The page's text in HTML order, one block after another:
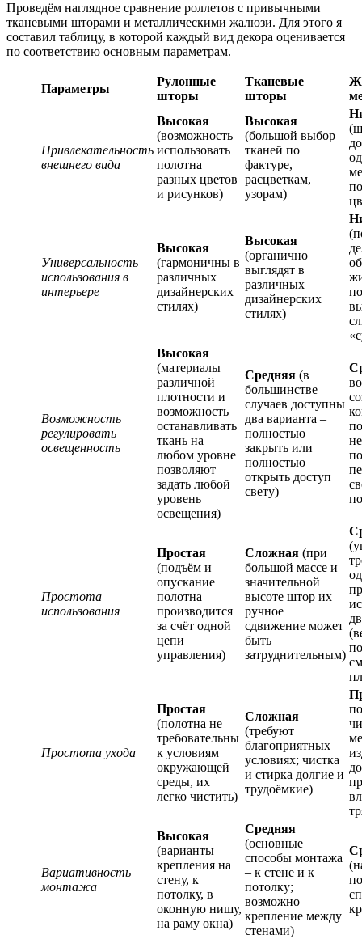
Проведём наглядное сравнение роллетов с привычными
тканевыми шторами и металлическими жалюзи. Для этого я
составил таблицу, в которой каждый вид декора оценивается
по соответствию основным параметрам.
Параметры
Рулонные
шторы
Тканевые
шторы
Привлекательность
внешнего вида
Высокая
(возможность
использовать
полотна
разных цветов
и рисунков)
Высокая
(большой выбор
тканей по
фактуре,
расцветкам,
узорам)
Универсальность
использования в
интерьере
Высокая
(гармоничны в
различных
дизайнерских
стилях)
Высокая
(органично
выглядят в
различных
дизайнерских
стилях)
Возможность
регулировать
освещенность
Высокая
(материалы
различной
плотности и
возможность
останавливать
ткань на
любом уровне
позволяют
задать любой
уровень
освещения)
Средняя (в
большинстве
случаев доступны
два варианта –
полностью
закрыть или
полностью
открыть доступ
свету)
Простота
использования
Простая
(подъём и
опускание
полотна
производится
за счёт одной
цепи
управления)
Сложная (при
большой массе и
значительной
высоте штор их
ручное
сдвижение может
быть
затруднительным)
Простота ухода
Простая
(полотна не
требовательны
к условиям
окружающей
среды, их
легко чистить)
Сложная
(требуют
благоприятных
условиях; чистка
и стирка долгие и
трудоёмкие)
Вариативность
монтажа
Высокая
(варианты
крепления на
стену, к
потолку, в
оконную нишу,
на раму окна)
Средняя
(основные
способы монтажа
– к стене и к
потолку;
возможно
крепление между
стенами)